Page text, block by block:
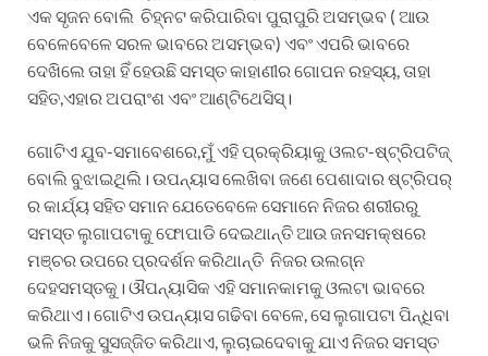
ଏକ ସୃଜନ ବୋଲି ଚିହ୍ନଟ କରିପାରିବା ପୁରାପୁରି ଅସମ୍ଭବ ( ଆଉ
ବେଳେବେଳେ ସରଳ ଭାବରେ ଅସମ୍ଭବ) ଏବଂ ଏପରି ଭାବରେ
ଦେଖିଲେ ତାହା ହିଁ ହେଉଛି ସମସ୍ତ କାହାଣୀର ଗୋପନ ରହସ୍ୟ, ତାହା
ସହିତ,ଏହାର ଅପରାଂଶ ଏବଂ ଆଣ୍ଟିଥେସିସ୍।
ଗୋଟିଏ ଯୁବ-ସମାବେଶରେ,ମୁଁ ଏହି ପ୍ରକ୍ରିୟାକୁ ଓଲଟ-ଷ୍ଟ୍ରିପଟିଜ୍
ବୋଲି ବୁଝାଇଥିଲି। ଉପନ୍ୟାସ ଲେଖିବା ଜଣେ ପେଶାଦାର ଷ୍ଟ୍ରିପର୍
ର କାର୍ଯ୍ୟ ସହିତ ସମାନ ଯେତେବେଳେ ସେମାନେ ନିଜର ଶରୀରରୁ
ସମସ୍ତ ଲୁଗାପଟାକୁ ଫୋପାଡି ଦେଇଥାନ୍ତି ଆଉ ଜନସମକ୍ଷରେ
ମଞ୍ଚର ଉପରେ ପ୍ରଦର୍ଶନ କରିଥାନ୍ତି ନିଜର ଉଲଗ୍ନ
ଦେହସମସ୍ତକୁ। ଔପନ୍ୟାସିକ ଏହି ସମାନକାମକୁ ଓଲଟା ଭାବରେ
କରିଥାଏ। ଗୋଟିଏ ଉପନ୍ୟାସ ଗଢିବା ବେଳେ, ସେ ଲୁଗାପଟା ପିନ୍ଧିବା
ଭଳି ନିଜକୁ ସୁସଜ୍ଜିତ କରିଥାଏ, ଲୁଚାଇଦେବାକୁ ଯାଏ ନିଜର ସମସ୍ତ